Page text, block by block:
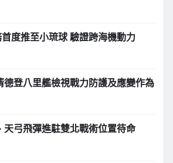
度推至小琉球 驗證跨海機動力
德登八里艦檢視戰力防護及應變作為
天弓飛彈進駐雙北戰術位置待命